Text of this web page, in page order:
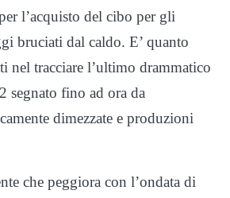
l’acquisto del cibo per gli
bruciati dal caldo. E’ quanto
nel tracciare l’ultimo drammatico
segnato fino ad ora da
dimezzate e produzioni
che peggiora con l’ondata di